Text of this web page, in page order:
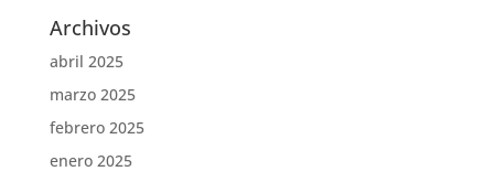
Archivos
abril 2025
marzo 2025
febrero 2025
enero 2025